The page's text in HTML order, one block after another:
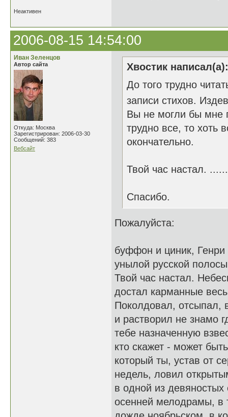
Неактивен
2006-08-15 14:54:00
Иван Зеленцов
Автор сайта
Откуда: Москва
Зарегистрирован: 2006-03-30
Сообщений: 383
Вебсайт
Хвостик написал(а):
До того трудно
записи стихов.
Вы не могли бы мне
трудно все, то хоть
окончательно.
Твой час настал.
Спасибо.
Пожалуйста:
буффон и циник,
унылой русской
Твой час настал.
достал карманные
Поколдовал, отсыпал,
и растворил не знамо
тебе назначенную
кто скажет - может
который ты, устав от
недель, ловил
в одной из девяностых
осенней мелодрамы, в